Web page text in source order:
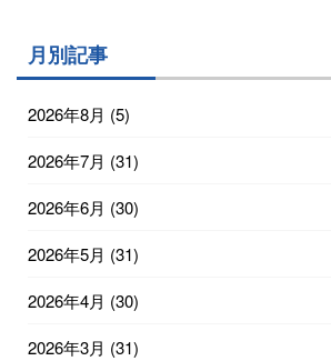
月別記事
2026年8月 (5)
2026年7月 (31)
2026年6月 (30)
2026年5月 (31)
2026年4月 (30)
2026年3月 (31)